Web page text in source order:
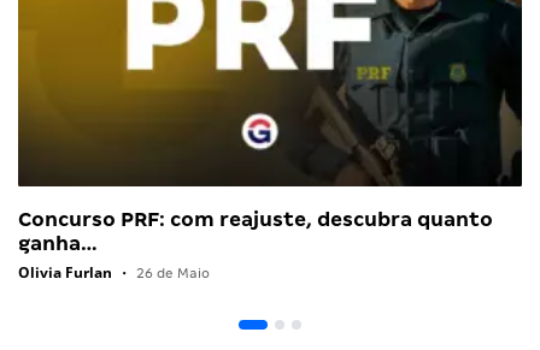
Concurso PRF: com reajuste, descubra quanto
ganha…
Olivia Furlan • 26 de Maio